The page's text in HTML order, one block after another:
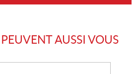
AUSSI VOUS